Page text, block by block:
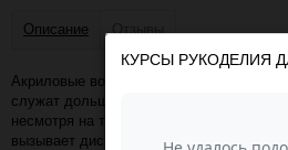
Описание Отзывы
Акриловые волокна прочнее
служат дольше. Изделия из акрила
несмотря на то что акрил — синтетика,
вызывает дискомфорта при носке
КУРСЫ РУКОДЕЛИЯ